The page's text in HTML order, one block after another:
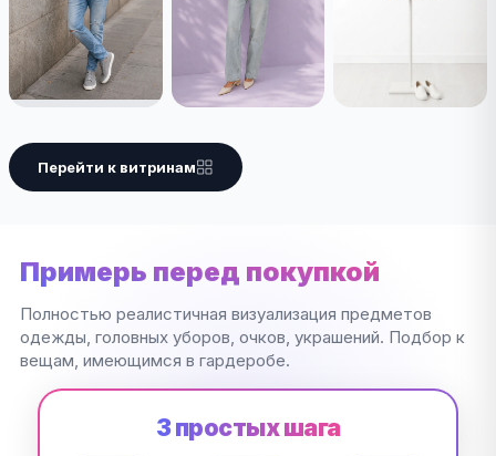
Перейти к витринам
Примерь перед покупкой
Полностью реалистичная визуализация предметов
одежды, головных уборов, очков, украшений. Подбор к
вещам, имеющимся в гардеробе.
3 простых шага